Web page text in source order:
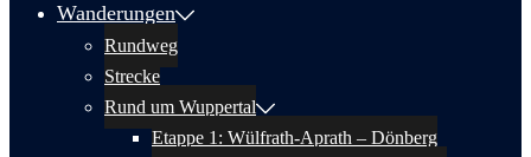
Wanderungen
Rundweg
Strecke
Rund um Wuppertal
Etappe 1: Wülfrath-Aprath – Dönberg